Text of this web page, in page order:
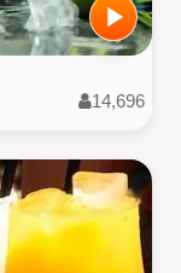
14,696